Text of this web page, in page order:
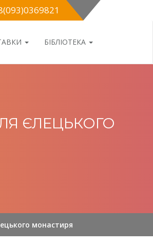
БІБЛІОТЕКА
ЄЛЕЦЬКОГО
монастиря